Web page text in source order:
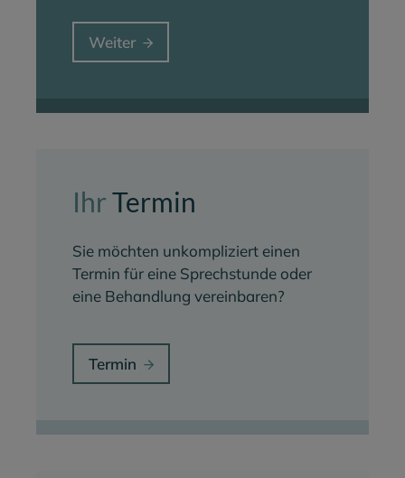
Weiter
IhrTermin
Sie möchten unkompliziert einen
Termin für eine Sprechstunde oder
eine Behandlung vereinbaren?
Termin